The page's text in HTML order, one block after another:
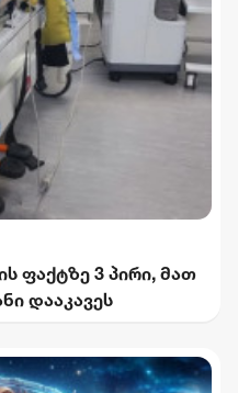
ფაქტზე 3 პირი, მათ
დააკავეს